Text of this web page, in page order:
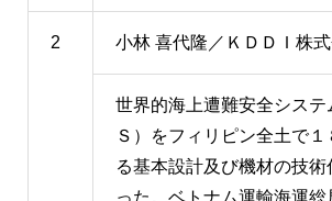
2 小林 喜代隆／ＫＤＤＩ株
世界的海上遭難安全システ
Ｓ）をフィリピン全土で
る基本設計及び機材の技